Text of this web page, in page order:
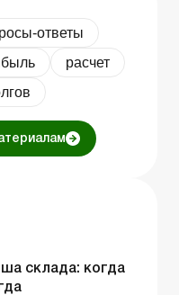
ответы
расчет
склада: когда